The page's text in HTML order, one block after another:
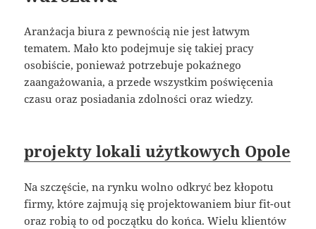
Aranżacja biura z pewnością nie jest łatwym
tematem. Mało kto podejmuje się takiej pracy
osobiście, ponieważ potrzebuje pokaźnego
zaangażowania, a przede wszystkim poświęcenia
czasu oraz posiadania zdolności oraz wiedzy.
projekty lokali użytkowych Opole
Na szczęście, na rynku wolno odkryć bez kłopotu
firmy, które zajmują się projektowaniem biur fit-out
oraz robią to od początku do końca. Wielu klientów